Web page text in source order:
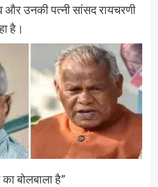
और उनकी पत्नी सांसद रायचरणी
है।
बोलबाला है”